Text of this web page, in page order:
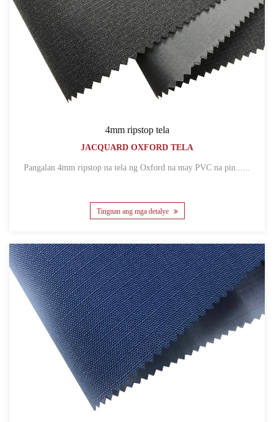
4mm ripstop tela
JACQUARD OXFORD TELA
Pangalan 4mm ripstop na tela ng Oxford na may PVC na pin......
Tingnan ang mga detalye